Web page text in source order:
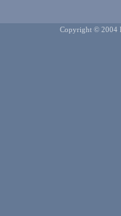
Copyright © 2004